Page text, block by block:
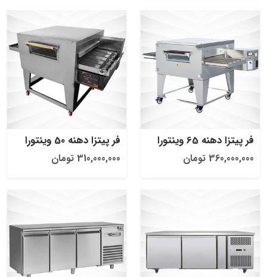
فر پیتزا دهنه 65 وینتورا
360,000,000 تومان
فر پیتزا دهنه 50 وینتورا
310,000,000 تومان